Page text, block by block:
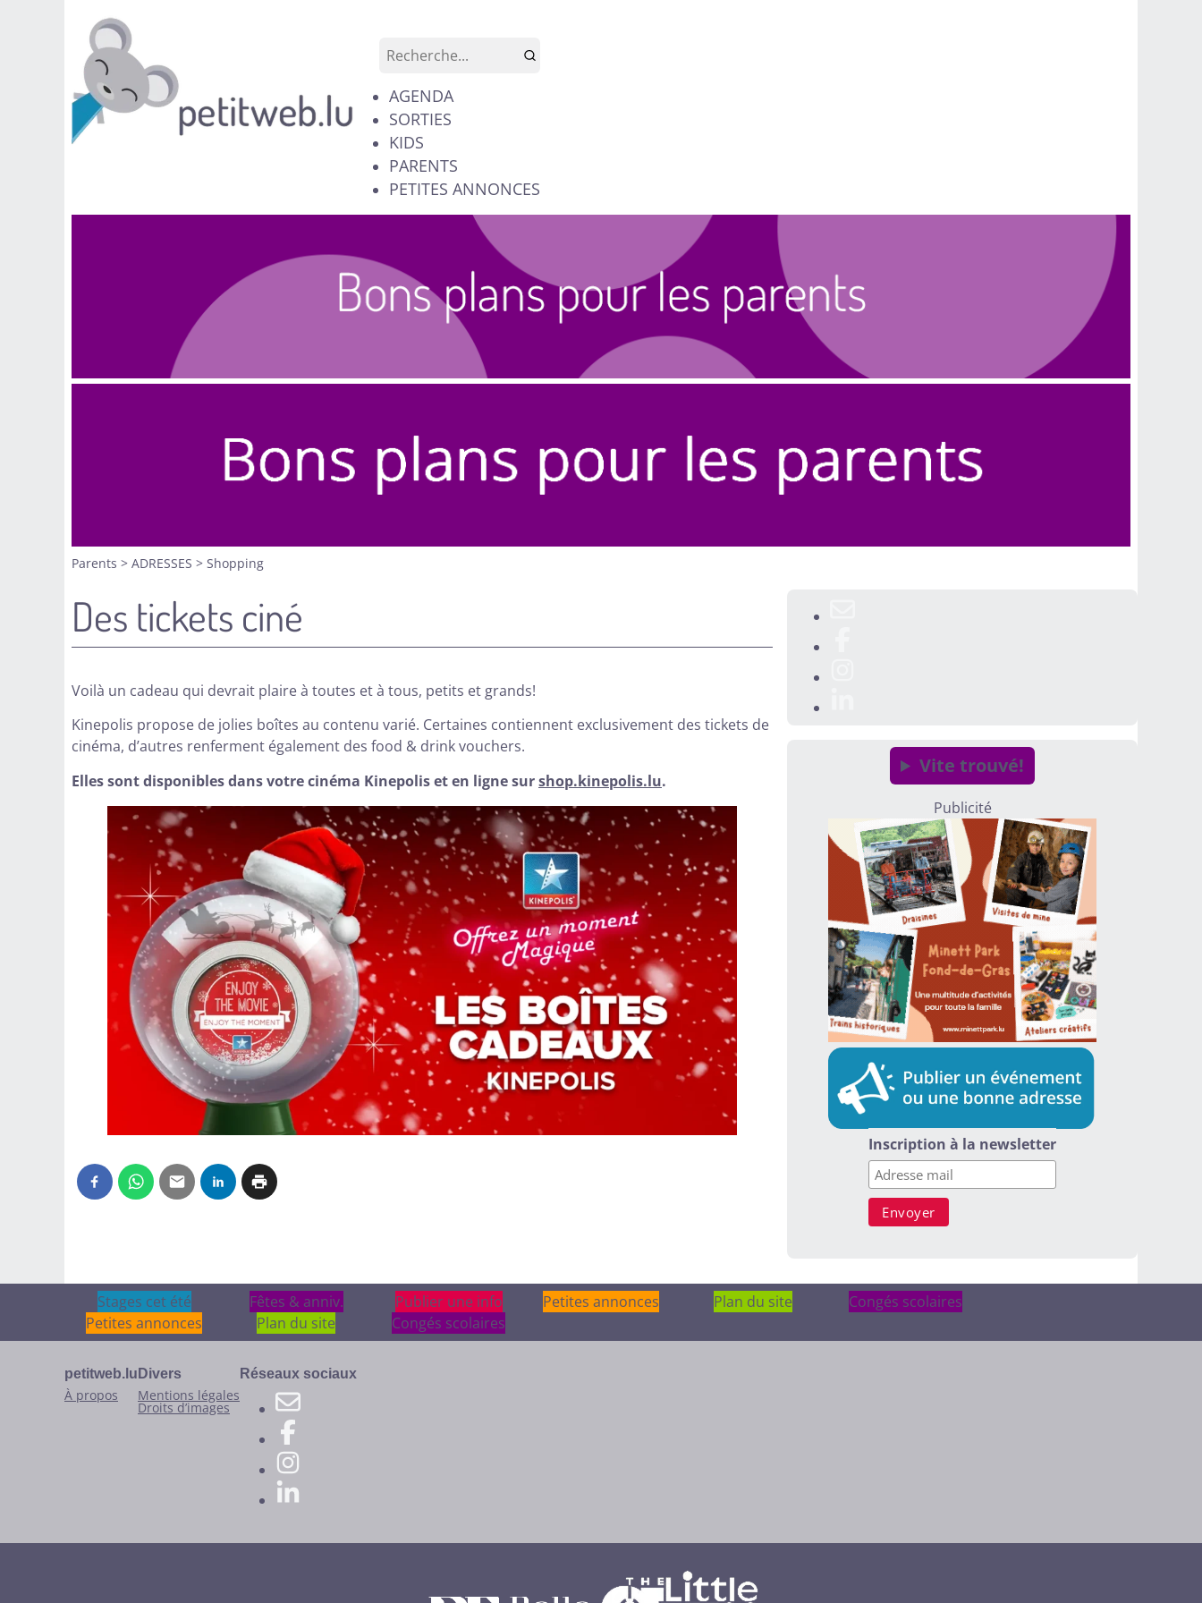
AGENDA
SORTIES
KIDS
PARENTS
PETITES ANNONCES
Parents > ADRESSES > Shopping
Des tickets ciné
Voilà un cadeau qui devrait plaire à toutes et à tous, petits et grands!
Kinepolis propose de jolies boîtes au contenu varié. Certaines contiennent exclusivement des tickets de
cinéma, d’autres renferment également des food & drink vouchers.
Elles sont disponibles dans votre cinéma Kinepolis et en ligne surshop.kinepolis.lu.
Vite trouvé!
Publicité
Inscription à la newsletter
Stages cet été
Stages cet été Fêtes & anniv.
Fêtes & anniv. Publier une info
Publier une info
Petites annonces
Petites annonces
Plan du site
Plan du site
Congés scolaires
Congés scolaires
petitweb.lu
À propos
Divers
Mentions légales
Droits d’images
Réseaux sociaux